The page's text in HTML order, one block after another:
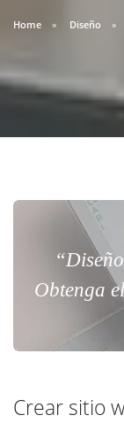
Home Diseño
Obtenga
Crear sitio